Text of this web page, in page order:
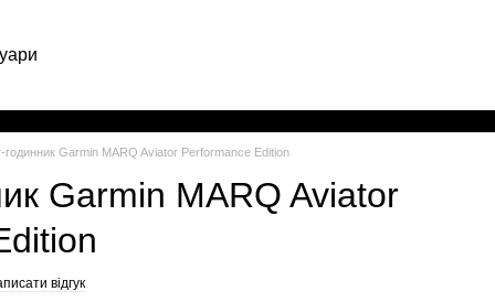
Garmin MARQ Aviator Performance Edition
Garmin MARQ Aviator
відгук